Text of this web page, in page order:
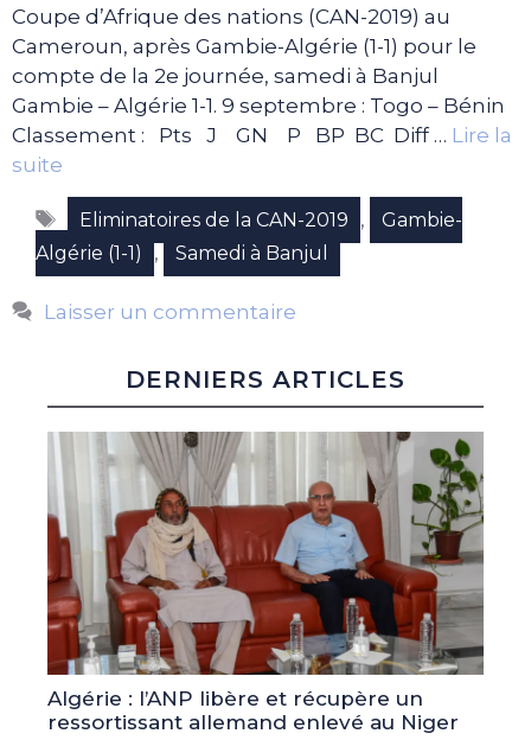
Coupe d’Afrique des nations (CAN-2019) au
Cameroun, après Gambie-Algérie (1-1) pour le
compte de la 2e journée, samedi à Banjul
Gambie – Algérie 1-1. 9 septembre : Togo – Bénin
Classement : Pts J GN P BP BC Diff … Lire la
suite
Étiquettes
Eliminatoires de la CAN-2019 ,
Gambie-
Algérie (1-1)
, Samedi à Banjul
Laisser un commentaire
DERNIERS ARTICLES
Algérie : l’ANP libère et récupère un
ressortissant allemand enlevé au Niger